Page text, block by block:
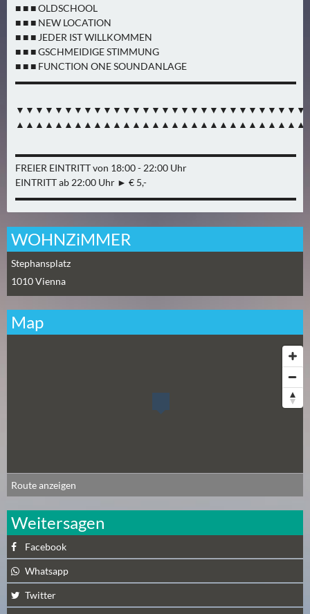
A
U
G
U
(
1
)
P
T
E
M
E
R
■ ■ ■ OLDSCHOOL
■ ■ ■ NEW LOCATION
■ ■ ■ JEDER IST WILLKOMMEN
■ ■ ■ GSCHMEIDIGE STIMMUNG
■ ■ ■ FUNCTION ONE SOUNDANLAGE
▬▬▬▬▬▬▬▬▬▬▬▬▬▬▬▬▬▬▬▬▬▬▬▬▬▬▬▬▬
▼▼▼▼▼▼▼▼▼▼▼▼▼▼▼▼▼▼▼▼▼▼▼▼▼▼▼▼▼▼
▲▲▲▲▲▲▲▲▲▲▲▲▲▲▲▲▲▲▲▲▲▲▲▲▲▲▲▲▲▲
▬▬▬▬▬▬▬▬▬▬▬▬▬▬▬▬▬▬▬▬▬▬▬▬▬▬▬▬▬
FREIER EINTRITT von 18:00 - 22:00 Uhr
EINTRITT ab 22:00 Uhr ► € 5,-
▬▬▬▬▬▬▬▬▬▬▬▬▬▬▬▬▬▬▬▬▬▬▬▬▬▬▬▬▬
WOHNZiMMER
Stephansplatz
1010Vienna
Map
Route anzeigen
Weitersagen
Facebook
Whatsapp
Twitter